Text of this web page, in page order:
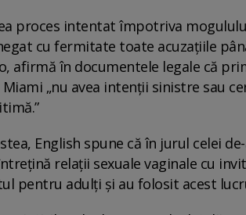
proces intentat împotriva
cu fermitate toate acuzațiile
afirmă în documentele legale că
„nu avea intenții sinistre sau
English spune că în jurul celei
relații sexuale vaginale cu
pentru adulți și au folosit acest